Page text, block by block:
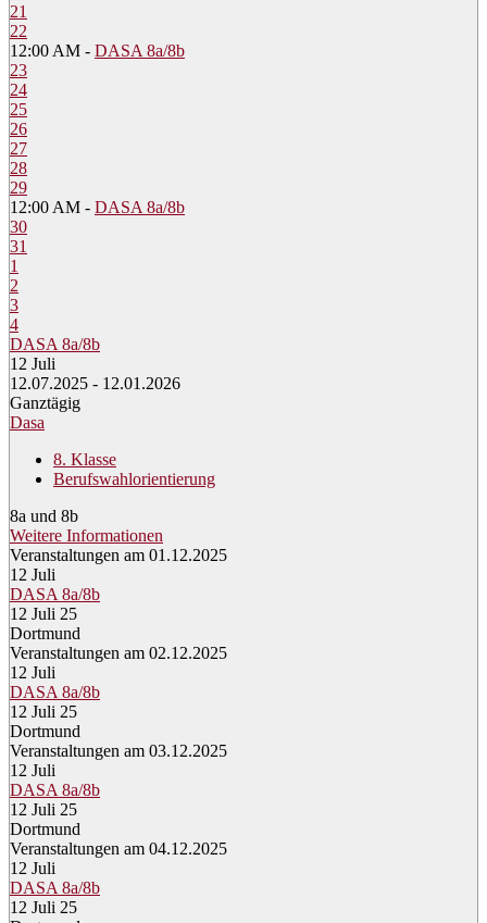
21
22
12:00 AM - DASA 8a/8b
23
24
25
26
27
28
29
12:00 AM - DASA 8a/8b
30
31
1
2
3
4
DASA 8a/8b
12 Juli
12.07.2025 - 12.01.2026
Ganztägig
Dasa
8. Klasse
Berufswahlorientierung
8a und 8b
Weitere Informationen
Veranstaltungen am 01.12.2025
12 Juli
DASA 8a/8b
12 Juli 25
Dortmund
Veranstaltungen am 02.12.2025
12 Juli
DASA 8a/8b
12 Juli 25
Dortmund
Veranstaltungen am 03.12.2025
12 Juli
DASA 8a/8b
12 Juli 25
Dortmund
Veranstaltungen am 04.12.2025
12 Juli
DASA 8a/8b
12 Juli 25